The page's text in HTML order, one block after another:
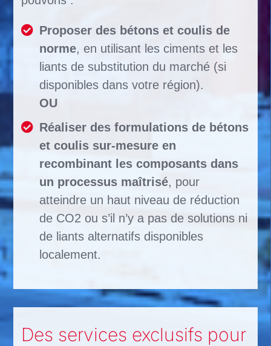
Proposer des bétons et coulis de
norme, en utilisant les ciments et les
liants de substitution du marché (si
disponibles dans votre région).
OU
Réaliser des formulations de bétons
et coulis sur-mesure en
recombinant les composants dans
un processus maîtrisé, pour
atteindre un haut niveau de réduction
de CO2 ou s’il n’y a pas de solutions ni
de liants alternatifs disponibles
localement.
Des services exclusifs pour